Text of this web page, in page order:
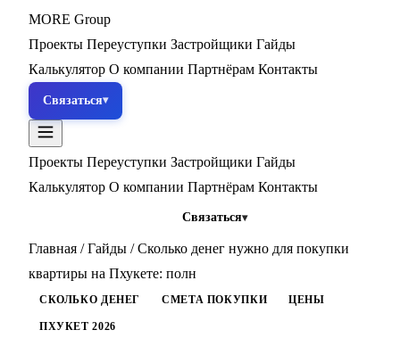
MORE Group
Проекты Переуступки Застройщики Гайды
Калькулятор О компании Партнёрам Контакты
Связаться
Проекты Переуступки Застройщики Гайды
Калькулятор О компании Партнёрам Контакты
Связаться
Главная / Гайды / Сколько денег нужно для покупки
квартиры на Пхукете: полн
СКОЛЬКО ДЕНЕГ СМЕТА ПОКУПКИ ЦЕНЫ
ПХУКЕТ 2026